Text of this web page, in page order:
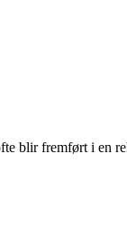
blir fremført i en